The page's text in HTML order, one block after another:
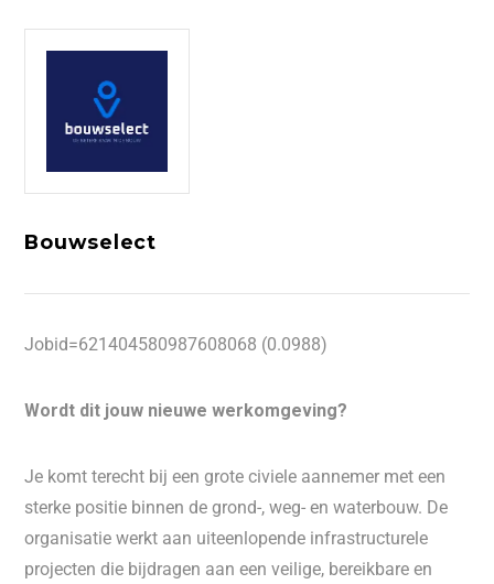
Bouwselect
Jobid=621404580987608068 (0.0988)
Wordt dit jouw nieuwe werkomgeving?
Je komt terecht bij een grote civiele aannemer met een
sterke positie binnen de grond-, weg- en waterbouw. De
organisatie werkt aan uiteenlopende infrastructurele
projecten die bijdragen aan een veilige, bereikbare en